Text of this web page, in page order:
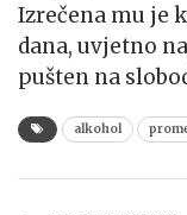
Izrečena mu je
dana, uvjetno
pušten na
alkohol